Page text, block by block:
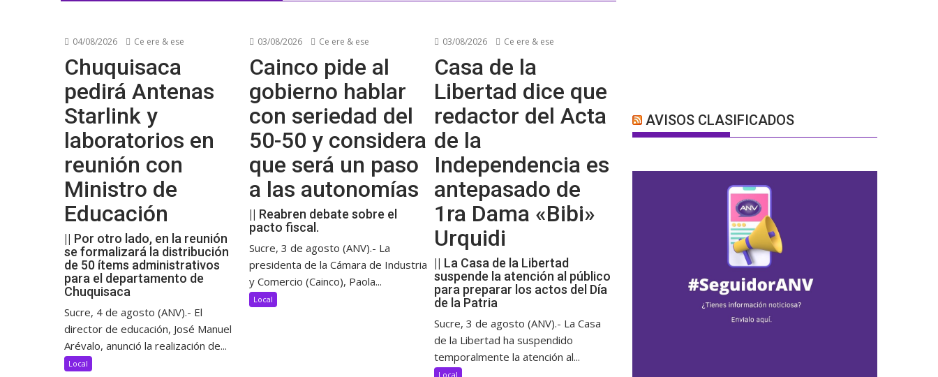
04/08/2026 Ce ere & ese
Chuquisaca
pedirá Antenas
Starlink y
laboratorios en
reunión con
Ministro de
Educación
|| Por otro lado, en la reunión
se formalizará la distribución
de 50 ítems administrativos
para el departamento de
Chuquisaca
Sucre, 4 de agosto (ANV).- El
director de educación, José Manuel
Arévalo, anunció la realización de...
Local
03/08/2026 Ce ere & ese
Cainco pide al
gobierno hablar
con seriedad del
50-50 y considera
que será un paso
a las autonomías
|| Reabren debate sobre el
pacto fiscal.
Sucre, 3 de agosto (ANV).- La
presidenta de la Cámara de Industria
y Comercio (Cainco), Paola...
Local
03/08/2026 Ce ere & ese
Casa de la
Libertad dice que
redactor del Acta
de la
Independencia es
antepasado de
1ra Dama «Bibi»
Urquidi
|| La Casa de la Libertad
suspende la atención al público
para preparar los actos del Día
de la Patria
Sucre, 3 de agosto (ANV).- La Casa
de la Libertad ha suspendido
temporalmente la atención al...
Local
AVISOS CLASIFICADOS